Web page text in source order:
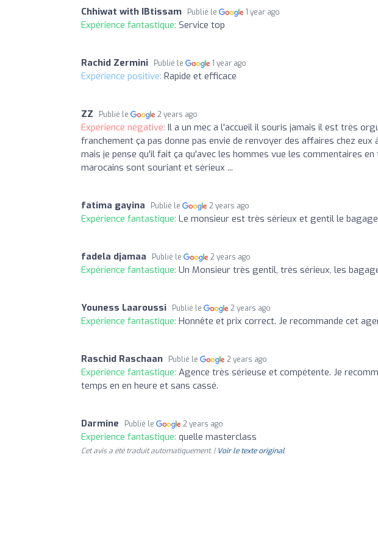
Chhiwat with IBtissam Publié le 1 year ago
Expérience fantastique: Service top
Rachid Zermini Publié le 1 year ago
Expérience positive: Rapide et efficace
ZZ Publié le 2 years ago
Expérience négative: Il a un mec a l'accueil il souris jamais il est très
franchement ça pas donne pas envie de renvoyer des affaires chez
mais je pense qu'il fait ça qu'avec les hommes vue les commentaires
marocains sont souriant et sérieux ...
fatima gayina Publié le 2 years ago
Expérience fantastique: Le monsieur est très sérieux et gentil le
fadela djamaa Publié le 2 years ago
Expérience fantastique: Un Monsieur très gentil, très sérieux, les
Youness Laaroussi Publié le 2 years ago
Expérience fantastique: Honnête et prix correct. Je recommande cet
Raschid Raschaan Publié le 2 years ago
Expérience fantastique: Agence très sérieuse et compétente. Je
temps en en heure et sans cassé.
Darmine Publié le 2 years ago
Expérience fantastique: quelle masterclass
Cet avis a été traduit automatiquement. | Voir le texte original